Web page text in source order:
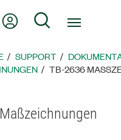
Mein KontoSuche
SUPPORT
TB-2636